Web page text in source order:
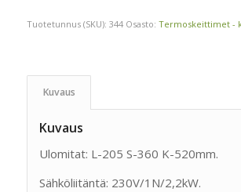
Tuotetunnus (SKU): 344 Osasto: Termoskeittimet -
Kuvaus
Kuvaus
Ulomitat: L-205 S-360 K-520mm.
Sähköliitäntä: 230V/1N/2,2kW.